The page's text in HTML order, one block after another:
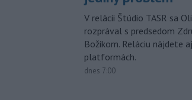
V relácii Štúdio TASR sa
rozprával s predsedom
Božikom. Reláciu nájdete
platformách.
dnes 7:00